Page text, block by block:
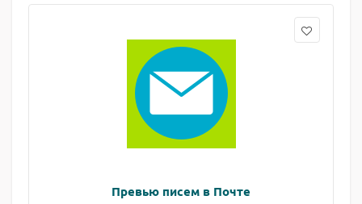
Превью писем в Почте